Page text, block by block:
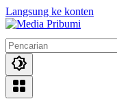
Langsung ke konten